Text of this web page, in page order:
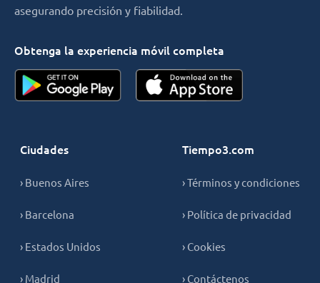
asegurando precisión y fiabilidad.
Obtenga la experiencia móvil completa
Ciudades
› Buenos Aires
› Barcelona
› Estados Unidos
› Madrid
Tiempo3.com
› Términos y condiciones
› Política de privacidad
› Cookies
› Contáctenos